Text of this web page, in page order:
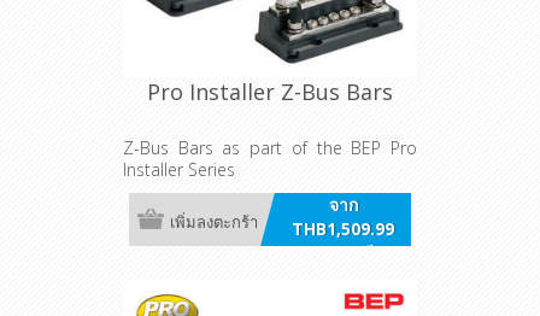
Pro Installer Z-Bus Bars
Z-Bus Bars as part of the BEP Pro
Installer Series
จาก
THB1,509.99
รวมภาษี
เพิ่มลงตะกร้า